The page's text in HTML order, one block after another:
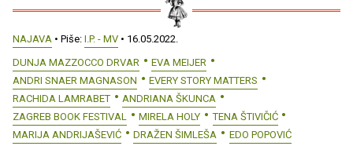
NAJAVA • Piše: I.P. - MV • 16.05.2022.
DUNJA MAZZOCCO DRVAR
EVA MEIJER
ANDRI SNAER MAGNASON
EVERY STORY MATTERS
RACHIDA LAMRABET
ANDRIANA ŠKUNCA
ZAGREB BOOK FESTIVAL
MIRELA HOLY
TENA ŠTIVIČIĆ
MARIJA ANDRIJAŠEVIĆ
DRAŽEN ŠIMLEŠA EDO POPOVIĆ